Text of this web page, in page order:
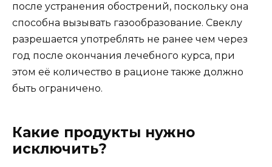
после устранения обострений, поскольку она
способна вызывать газообразование. Свеклу
разрешается употреблять не ранее чем через
год после окончания лечебного курса, при
этом её количество в рационе также должно
быть ограничено.
Какие продукты нужно
исключить?